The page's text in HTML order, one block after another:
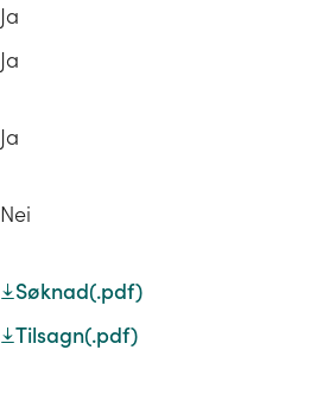
Ja
Ja
Ja
Nei
Søknad(.pdf)
Tilsagn(.pdf)